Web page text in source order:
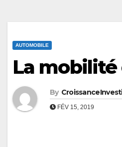
AUTOMOBILE
La
By
FÉV 15, 2019